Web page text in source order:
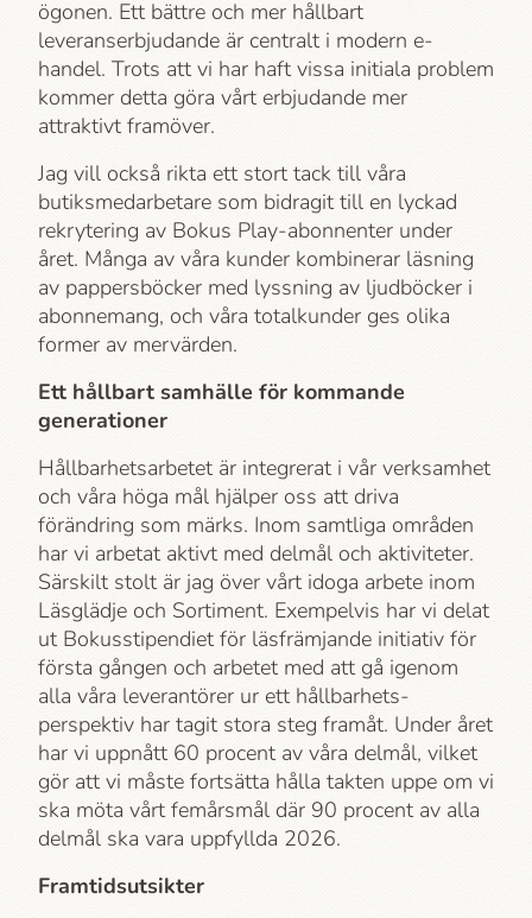
ögonen. Ett bättre och mer hållbart
leveranserbjudande är centralt i modern e-
handel. Trots att vi har haft vissa initiala problem
kommer detta göra vårt erbjudande mer
attraktivt framöver.
Jag vill också rikta ett stort tack till våra
butiksmedarbetare som bidragit till en lyckad
rekrytering av Bokus Play-abonnenter under
året. Många av våra kunder kombinerar läsning
av pappersböcker med lyssning av ljudböcker i
abonnemang, och våra totalkunder ges olika
former av mervärden.
Ett hållbart samhälle för kommande
generationer
Hållbarhets­arbetet är integrerat i vår verksamhet
och våra höga mål hjälper oss att driva
förändring som märks. Inom samtliga områden
har vi arbetat aktivt med delmål och aktiviteter.
Särskilt stolt är jag över vårt idoga arbete inom
Läsglädje och Sortiment. Exempelvis har vi delat
ut Bokusstipendiet för läsfrämjande initiativ för
första gången och arbetet med att gå igenom
alla våra leverantörer ur ett hållbarhets­
perspektiv har tagit stora steg framåt. Under året
har vi uppnått 60 procent av våra delmål, vilket
gör att vi måste fortsätta hålla takten uppe om vi
ska möta vårt femårsmål där 90 procent av alla
delmål ska vara uppfyllda 2026.
Framtidsutsikter